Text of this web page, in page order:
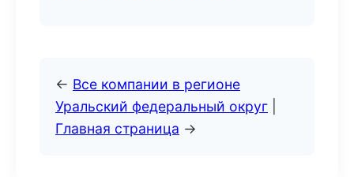
← Все компании в регионе
Уральский федеральный округ
Главная страница →